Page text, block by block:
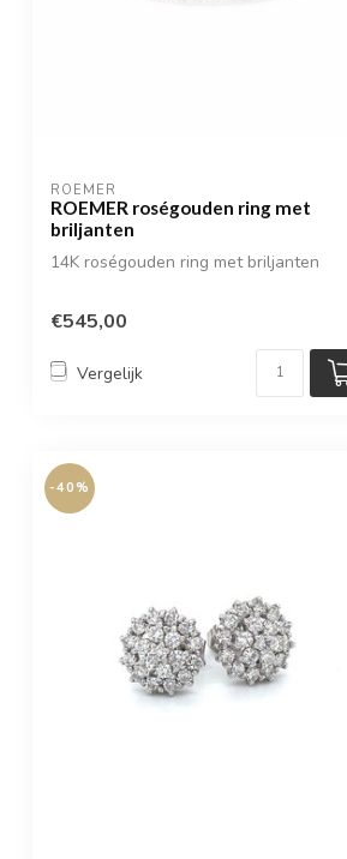
ROEMER
ROEMER roségouden ring met
briljanten
14K roségouden ring met briljanten
€545,00
Vergelijk
-40%